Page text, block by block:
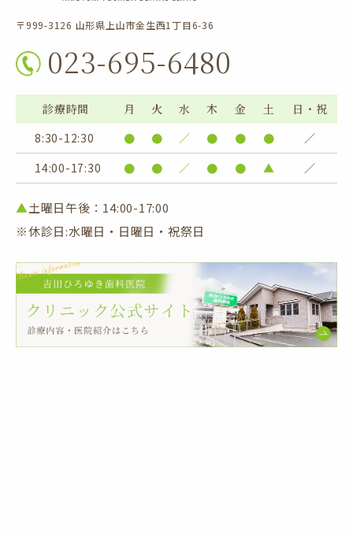
〒999-3126 山形県上山市金生西1丁目6-36
023-695-6480
診療時間 月 火 水 木 金 土
日・祝
8:30-12:30
● ● ／ ● ● ●
／
14:00-17:30
● ● ／ ● ● ▲ ／
▲土曜日午後：14:00-17:00
※休診日:水曜日・日曜日・祝祭日